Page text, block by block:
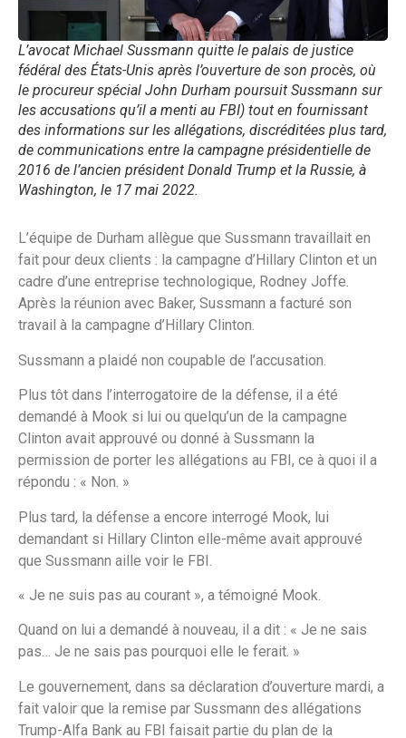
L’avocat Michael Sussmann quitte le palais de justice
fédéral des États-Unis après l’ouverture de son procès, où
le procureur spécial John Durham poursuit Sussmann sur
les accusations qu’il a menti au FBI) tout en fournissant
des informations sur les allégations, discréditées plus tard,
de communications entre la campagne présidentielle de
2016 de l’ancien président Donald Trump et la Russie, à
Washington, le 17 mai 2022.
L’équipe de Durham allègue que Sussmann travaillait en
fait pour deux clients : la campagne d’Hillary Clinton et un
cadre d’une entreprise technologique, Rodney Joffe.
Après la réunion avec Baker, Sussmann a facturé son
travail à la campagne d’Hillary Clinton.
Sussmann a plaidé non coupable de l’accusation.
Plus tôt dans l’interrogatoire de la défense, il a été
demandé à Mook si lui ou quelqu’un de la campagne
Clinton avait approuvé ou donné à Sussmann la
permission de porter les allégations au FBI, ce à quoi il a
répondu : « Non. »
Plus tard, la défense a encore interrogé Mook, lui
demandant si Hillary Clinton elle-même avait approuvé
que Sussmann aille voir le FBI.
« Je ne suis pas au courant », a témoigné Mook.
Quand on lui a demandé à nouveau, il a dit : « Je ne sais
pas… Je ne sais pas pourquoi elle le ferait. »
Le gouvernement, dans sa déclaration d’ouverture mardi, a
fait valoir que la remise par Sussmann des allégations
Trump-Alfa Bank au FBI faisait partie du plan de la